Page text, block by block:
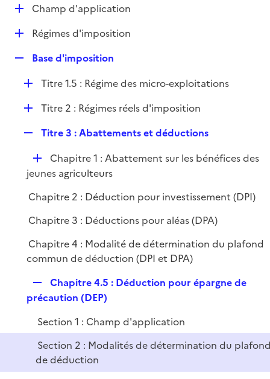
p
l
i
e
D
e
Champ d'application
D
l
i
e
Régimes d'imposition
p
l
i
e
Base d'imposition
D
e
r
Titre 1.5 : Régime des micro-exploitations
D
l
i
e
r
Titre 2 : Régimes réels d'imposition
p
l
i
e
r
Titre 3 : Abattements et déductions
D
é
l
i
e
r
Chapitre 1 : Abattement sur les bénéfices des
jeunes agriculteurs
Chapitre 2 : Déduction pour investissement (DPI)
Chapitre 3 : Déductions pour aléas (DPA)
Chapitre 4 : Modalité de détermination du plafond
commun de déduction (DPI et DPA)
e
l
r
Chapitre 4.5 : Déduction pour épargne de
précaution (DEP)
Section 1 : Champ d'application
Section 2 : Modalités de détermination du
de déduction